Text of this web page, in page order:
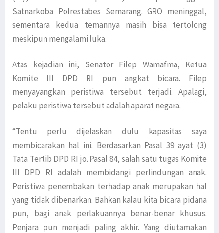
Satnarkoba Polrestabes Semarang. GRO meninggal,
sementara kedua temannya masih bisa tertolong
meskipun mengalami luka.
Atas kejadian ini, Senator Filep Wamafma, Ketua
Komite III DPD RI pun angkat bicara. Filep
menyayangkan peristiwa tersebut terjadi. Apalagi,
pelaku peristiwa tersebut adalah aparat negara.
“Tentu perlu dijelaskan dulu kapasitas saya
membicarakan hal ini. Berdasarkan Pasal 39 ayat (3)
Tata Tertib DPD RI jo. Pasal 84, salah satu tugas Komite
III DPD RI adalah membidangi perlindungan anak.
Peristiwa penembakan terhadap anak merupakan hal
yang tidak dibenarkan. Bahkan kalau kita bicara pidana
pun, bagi anak perlakuannya benar-benar khusus.
Penjara pun menjadi paling akhir. Yang diutamakan